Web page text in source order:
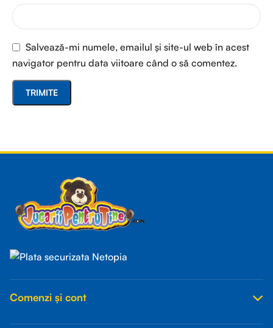
Salvează-mi numele, emailul și site-ul web în acest
navigator pentru data viitoare când o să comentez.
Comenzi și cont